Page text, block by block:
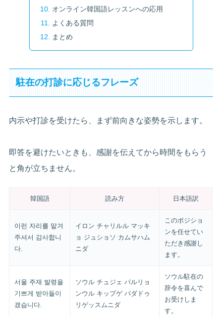
オンライン韓国語レッスンへの応用
よくある質問
まとめ
駐在の打診に応じるフレーズ
内示や打診を受けたら、まず前向きな姿勢を示します。
即答を避けたいときも、感謝を伝えてから時間をもらう
と角が立ちません。
韓国語 読み方 日本語訳
이런 자리를 맡겨
주셔서 감사합니
다.
イロン チャリルル マッキ
ョ ジュショソ カムサハム
ニダ
このポジショ
ンを任せてい
ただき感謝し
ます。
서울 주재 발령을
기쁘게 받아들이
겠습니다.
ソウル チュジェ パルリョ
ンウル キップゲ パダドゥ
リゲッスムニダ
ソウル駐在の
辞令を喜んで
お受けしま
す。